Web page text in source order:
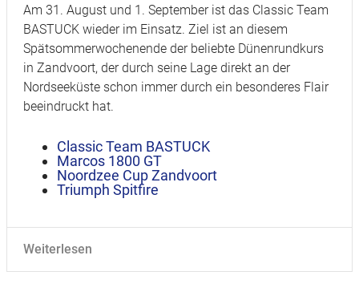
Am 31. August und 1. September ist das Classic Team
BASTUCK wieder im Einsatz. Ziel ist an diesem
Spätsommerwochenende der beliebte Dünenrundkurs
in Zandvoort, der durch seine Lage direkt an der
Nordseeküste schon immer durch ein besonderes Flair
beeindruckt hat.
Classic Team BASTUCK
Marcos 1800 GT
Noordzee Cup Zandvoort
Triumph Spitfire
Weiterlesen